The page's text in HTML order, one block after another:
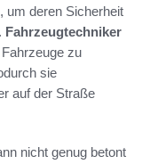
, um deren Sicherheit
Fahrzeugtechniker
zu
sie
auf der Straße
nicht genug betont